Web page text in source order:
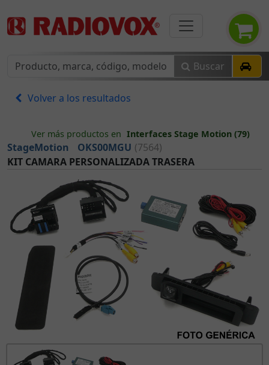
Buscar
Volver a los resultados
Ver más productos en Interfaces Stage Motion (79)
StageMotion OKS00MGU (7564)
KIT CAMARA PERSONALIZADA TRASERA